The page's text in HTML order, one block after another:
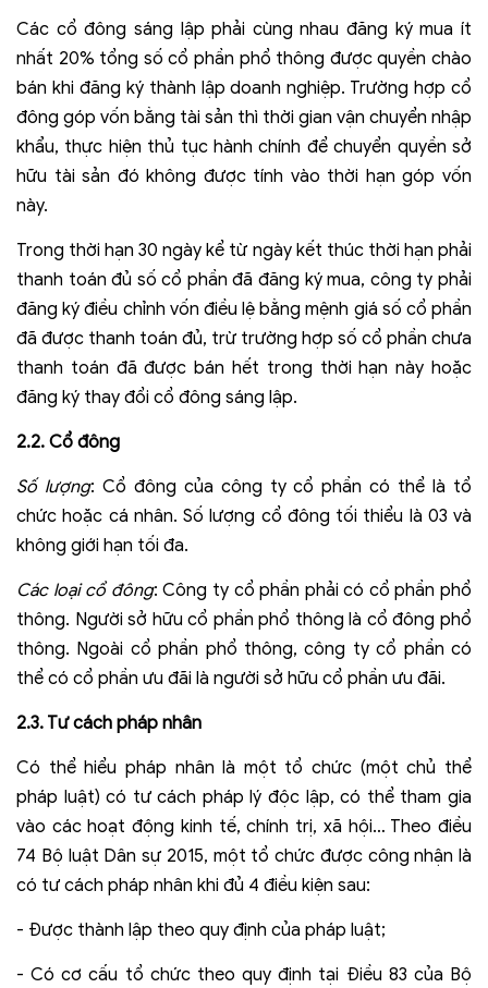
Các cổ đông sáng lập phải cùng nhau đăng ký mua ít
nhất 20% tổng số cổ phần phổ thông được quyền chào
bán khi đăng ký thành lập doanh nghiệp. Trường hợp cổ
đông góp vốn bằng tài sản thì thời gian vận chuyển nhập
khẩu, thực hiện thủ tục hành chính để chuyển quyền sở
hữu tài sản đó không được tính vào thời hạn góp vốn
này.
Trong thời hạn 30 ngày kể từ ngày kết thúc thời hạn phải
thanh toán đủ số cổ phần đã đăng ký mua, công ty phải
đăng ký điều chỉnh vốn điều lệ bằng mệnh giá số cổ phần
đã được thanh toán đủ, trừ trường hợp số cổ phần chưa
thanh toán đã được bán hết trong thời hạn này hoặc
đăng ký thay đổi cổ đông sáng lập.
2.2. Cổ đông
Số lượng: Cổ đông của công ty cổ phần có thể là tổ
chức hoặc cá nhân. Số lượng cổ đông tối thiểu là 03 và
không giới hạn tối đa.
Các loại cổ đông: Công ty cổ phần phải có cổ phần phổ
thông. Người sở hữu cổ phần phổ thông là cổ đông phổ
thông. Ngoài cổ phần phổ thông, công ty cổ phần có
thể có cổ phần ưu đãi là người sở hữu cổ phần ưu đãi.
2.3. Tư cách pháp nhân
Có thể hiểu pháp nhân là một tổ chức (một chủ thể
pháp luật) có tư cách pháp lý độc lập, có thể tham gia
vào các hoạt động kinh tế, chính trị, xã hội… Theo điều
74 Bộ luật Dân sự 2015, một tổ chức được công nhận là
có tư cách pháp nhân khi đủ 4 điều kiện sau:
- Được thành lập theo quy định của pháp luật;
- Có cơ cấu tổ chức theo quy định tại Điều 83 của Bộ